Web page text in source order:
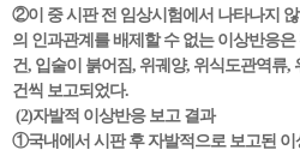
②이 중 시판 전 임상시험에서 나타나지
의 인과관계를 배제할 수 없는 이상반응
건, 입술이 붉어짐, 위궤양, 위식도관역류,
건씩 보고되었다.
(2)자발적 이상반응 보고 결과
①국내에서 시판 후 자발적으로 보고된 이